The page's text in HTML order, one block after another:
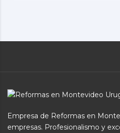
Empresa de Reformas en
empresas. Profesionalismo y